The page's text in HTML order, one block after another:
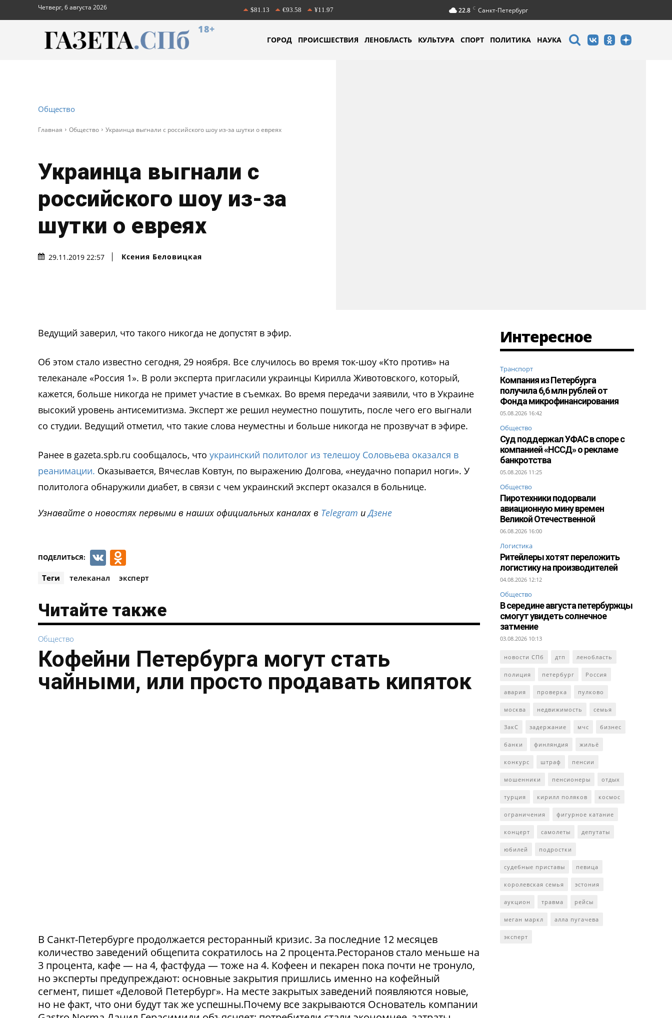
Четверг, 6 августа 2026 $81.13 €93.58 ¥11.97 22.8 C Санкт-Петербург
18+
ГОРОД ПРОИСШЕСТВИЯ ЛЕНОБЛАСТЬ КУЛЬТУРА СПОРТ ПОЛИТИКА НАУКА
Общество
Главная Общество Украинца выгнали с российского шоу из-за шутки о евреях
Украинца выгнали с
российского шоу из-за
шутки о евреях
29.11.2019 22:57 Ксения Беловицкая
Ведущий заверил, что такого никогда не допустят в эфир.
Об этом стало известно сегодня, 29 ноября. Все случилось во время ток-шоу «Кто против» на
телеканале «Россия 1». В роли эксперта пригласили украинцы Кирилла Животовского, который,
кажется, больше никогда не примет участие в съемках. Во время передачи заявили, что в Украине
высокий уровень антисемитизма. Эксперт же решил неуместно пошутить, после чего его выгнали
со студии. Ведущий отметил, что такие слова неуместны и больше никогда не прозвучат в эфире.
Ранее в gazeta.spb.ru сообщалось, что украинский политолог из телешоу Соловьева оказался в
реанимации. Оказывается, Вячеслав Ковтун, по выражению Долгова, «неудачно попарил ноги». У
политолога обнаружили диабет, в связи с чем украинский эксперт оказался в больнице.
Узнавайте о новостях первыми в наших официальных каналах в Telegram иДзене
ПОДЕЛИТЬСЯ: VK
Теги телеканал эксперт
Читайте также
Общество
Кофейни Петербурга могут стать
чайными, или просто продавать кипяток
В Санкт-Петербурге продолжается ресторанный кризис. За последние 12 месяцев
количество заведений общепита сократилось на 2 процента.Ресторанов стало меньше на
3 процента, кафе — на 4, фастфуда — тоже на 4. Кофеен и пекарен пока почти не тронуло,
но эксперты предупреждают: основные закрытия пришлись именно на кофейный
сегмент, пишет «Деловой Петербург». На месте закрытых заведений появляются новые,
но не факт, что они будут так же успешны.Почему все закрываются Основатель компании
Интересное
Транспорт
Компания из Петербурга
получила 6,6 млн рублей от
Фонда микрофинансирования
05.08.2026 16:42
Общество
Суд поддержал УФАС в споре с
компанией «НССД» о рекламе
банкротства
05.08.2026 11:25
Общество
Пиротехники подорвали
авиационную мину времен
Великой Отечественной
06.08.2026 16:00
Логистика
Ритейлеры хотят переложить
логистику на производителей
04.08.2026 12:12
Общество
В середине августа петербуржцы
смогут увидеть солнечное
затмение
03.08.2026 10:13
новости СПб дтп ленобласть
полиция петербург Россия
авария проверка пулково
москва недвижимость семья
ЗакС задержание мчс бизнес
банки финляндия жильё
конкурс штраф пенсии
мошенники пенсионеры отдых
турция кирилл поляков космос
ограничения фигурное катание
концерт самолеты депутаты
юбилей подростки
судебные приставы певица
королевская семья эстония
аукцион травма рейсы
меган маркл алла пугачева
эксперт